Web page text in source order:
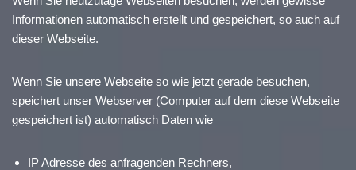
Informationen automatisch erstellt und gespeichert, so auch auf
dieser Webseite.
Wenn Sie unsere Webseite so wie jetzt gerade besuchen,
speichert unser Webserver (Computer auf dem diese Webseite
gespeichert ist) automatisch Daten wie
IP Adresse des anfragenden Rechners,